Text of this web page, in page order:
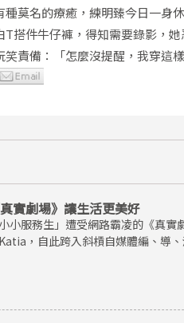
種莫名的療癒，練明臻今日一身
T搭件牛仔褲，得知需要錄影，她
笑責備：「怎麼沒提醒，我穿這樣
實劇場》讓生活更美好
小服務生」遭受網路霸凌的《真
，自此跨入斜槓自媒體編、導